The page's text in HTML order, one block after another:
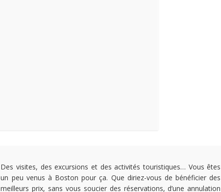
Des visites, des excursions et des activités touristiques… Vous êtes
un peu venus à Boston pour ça. Que diriez-vous de bénéficier des
meilleurs prix, sans vous soucier des réservations, d’une annulation